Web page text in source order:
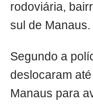
rodoviária,
sul de Manaus.
Segundo a
deslocaram
Manaus para